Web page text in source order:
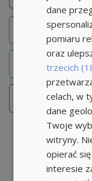
dane
pomiaru
oraz
trzecich
celach, w
dane
Twoje
witryny.
opierać
interesie